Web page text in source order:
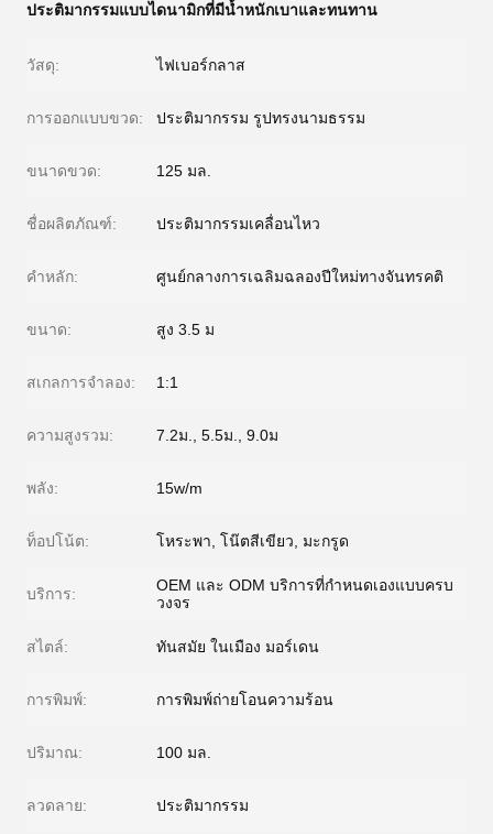
ประติมากรรมแบบไดนามิกที่มีน้ำหนักเบาและทนทาน
วัสดุ: ไฟเบอร์กลาส
การออกแบบขวด: ประติมากรรม รูปทรงนามธรรม
ขนาดขวด: 125 มล.
ชื่อผลิตภัณฑ์: ประติมากรรมเคลื่อนไหว
คำหลัก: ศูนย์กลางการเฉลิมฉลองปีใหม่ทางจันทรคติ
ขนาด: สูง 3.5 ม
สเกลการจำลอง: 1:1
ความสูงรวม: 7.2ม., 5.5ม., 9.0ม
พลัง: 15w/m
ท็อปโน้ต: โหระพา, โน๊ตสีเขียว, มะกรูด
บริการ:
OEM และ ODM บริการที่กำหนดเองแบบครบ
วงจร
สไตล์: ทันสมัย ​​ในเมือง มอร์เดน
การพิมพ์: การพิมพ์ถ่ายโอนความร้อน
ปริมาณ: 100 มล.
ลวดลาย: ประติมากรรม